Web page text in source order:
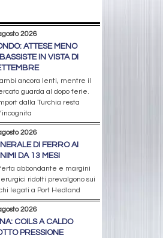
2026
ATTESE MENO
IN VISTA DI
ancora lenti, mentre il
guarda al dopo ferie.
dalla Turchia resta
2026
DI FERRO AI
DA 13 MESI
abbondante e margini
ridotti prevalgono sui
legati a Port Hedland
2026
COILS A CALDO
PRESSIONE